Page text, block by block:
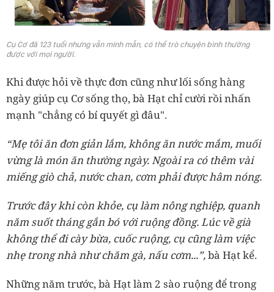
Cụ Cơ đã 123 tuổi nhưng vẫn minh mẫn, có thể trò chuyện bình thường
được với mọi người.
Khi được hỏi về thực đơn cũng như lối sống hàng
ngày giúp cụ Cơ sống thọ, bà Hạt chỉ cười rồi nhấn
mạnh "chẳng có bí quyết gì đâu".
“Mẹ tôi ăn đơn giản lắm, không ăn nước mắm, muối
vừng là món ăn thường ngày. Ngoài ra có thêm vài
miếng giò chả, nước chan, cơm phải được hâm nóng.
Trước đây khi còn khỏe, cụ làm nông nghiệp, quanh
năm suốt tháng gắn bó với ruộng đồng. Lúc về già
không thể đi cày bừa, cuốc ruộng, cụ cũng làm việc
nhẹ trong nhà như chăm gà, nấu cơm...”,bà Hạt kể.
Những năm trước, bà Hạt làm 2 sào ruộng để trong